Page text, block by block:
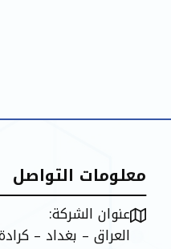
معلومات التواصل
عنوان الشركة:
العراق – بغداد –